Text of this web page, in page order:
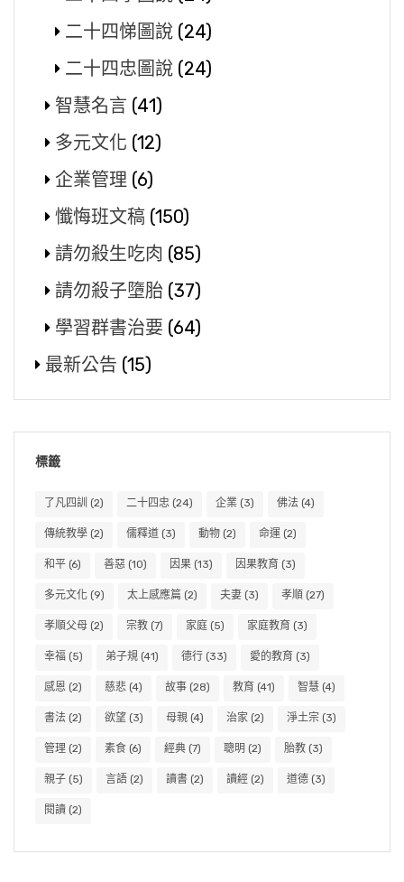
二十四悌圖說 (24)
二十四忠圖說 (24)
智慧名言 (41)
多元文化 (12)
企業管理 (6)
懺悔班文稿 (150)
請勿殺生吃肉 (85)
請勿殺子墮胎 (37)
學習群書治要 (64)
最新公告 (15)
標籤
了凡四訓 (2) 二十四忠 (24) 企業 (3) 佛法 (4)
傳統教學 (2) 儒釋道 (3) 動物 (2) 命運 (2)
和平 (6) 善惡 (10) 因果 (13) 因果教育 (3)
多元文化 (9) 太上感應篇 (2) 夫妻 (3) 孝順 (27)
孝順父母 (2) 宗教 (7) 家庭 (5) 家庭教育 (3)
幸福 (5) 弟子規 (41) 德行 (33) 愛的教育 (3)
感恩 (2) 慈悲 (4) 故事 (28) 教育 (41) 智慧 (4)
書法 (2) 欲望 (3) 母親 (4) 治家 (2) 淨土宗 (3)
管理 (2) 素食 (6) 經典 (7) 聰明 (2) 胎教 (3)
親子 (5) 言語 (2) 讀書 (2) 讀經 (2) 道德 (3)
閱讀 (2)